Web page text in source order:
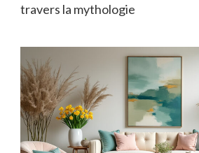
travers la mythologie